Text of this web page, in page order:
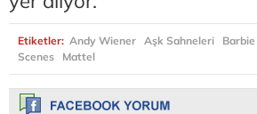
Etiketler: Andy Wiener Aşk Sahneleri Barbie
Scenes
Mattel